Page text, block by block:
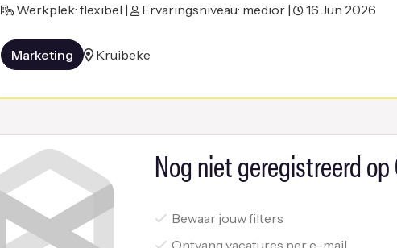
Werkplek: flexibel | Ervaringsniveau: medior | 16 Jun 2026
Marketing Kruibeke
Nog niet geregistreerd
Bewaar jouw filters